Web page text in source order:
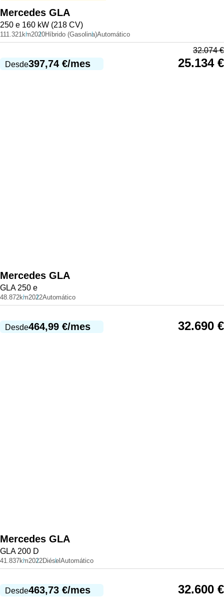
Mercedes GLA
250 e 160 kW (218 CV)
111.321km2020Híbrido (Gasolina)Automático
Desde397,74 €/mes
32.074€
25.134 €
Mercedes GLA
GLA 250 e
48.872km2022Automático
Desde464,99 €/mes 32.690 €
Mercedes GLA
GLA 200 D
41.837km2022Diésel Automático
Desde463,73 €/mes 32.600 €